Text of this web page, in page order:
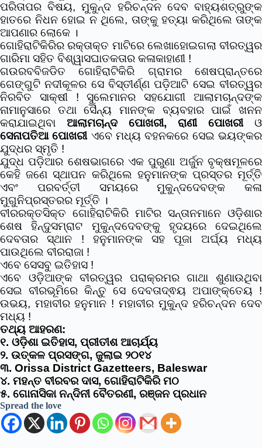
ପରିତାପର ବିଷୟ, ମୁକୁନ୍ଦ ହରିଚନ୍ଦନ ଦେବ ବାହ୍ୟଶତ୍ରୁଙ୍କ
ହାତରେ ନିଧନ ହୋଇ ନ ଥିଲେ, ତାଙ୍କୁ ହତ୍ୟା କରିଥିଲେ ତାଙ୍କ
ଆପଣାର ଲୋକେ ।
ଗୋହିରାଟିକିରିର ରକ୍ତାକ୍ତ ମାଟିରେ ଲେଖାହୋଇଗଲା ବୀରତ୍ୱର
ଗାରିମା ସହିତ ବିଶ୍ୱାସଘାତକତାର କଳାକାହାଣୀ !
ଗଉରବବିଜଡିତ ଗୋହିରାଟିକିରି ଗ୍ରାମର ଶେଷପ୍ରାନ୍ତରେ
ଗେଙ୍ଗୁଟି ନଦୀକୂଳର ସେ ବିସ୍ତୀର୍ଣ୍ଣ ପଡ଼ିଆଟି ସେଇ ବୀରତ୍ୱର
ନିରବିତ ସାକ୍ଷୀ ! ସୁଲେମାନର ସହଯୋଗୀ ଆଲାମଚାନ୍ଦଙ୍କ
ନାମାନୁସାରେ ତଥା ସୈନ୍ୟ ମାନଙ୍କ ବ୍ୟବହାର ପାଇଁ ଖନନ
କରାଯାଇଥିବା ଆଲାମଚାନ୍ଦ ପୋଖରୀ, ରାଣୀ ପୋଖରୀଓ
ସେନାପତିଆ ପୋଖରୀଏବେ ମଧ୍ୟ ବହନକରେ ସେଇ ଭୟଙ୍କର
ଯୁଦ୍ଧର ସ୍ମୃତି !
ଯୁଦ୍ଧ ପଡ଼ିଆର ଶେଷଭାଗରେ ଏକ ପୁରୁଣା ଅର୍ଜୁନ ବୃକ୍ଷମୂଳରେ
କେହି ଜଣେ ସ୍ଥାପନ କରିଥିଲେ ହନୁମାନଙ୍କ ପ୍ରସ୍ତର ମୂର୍ତ୍ତି
ଏବଂ ପରବର୍ତ୍ତୀ ସମୟରେ ମୁକୁନ୍ଦଦେବଙ୍କ କଳା
ମୁଗୁନିପ୍ରସ୍ତରର ମୂର୍ତ୍ତି ।
ବୀରରକ୍ତସିକ୍ତ ଗୋହିରାଟିକିରି ମାଟିର ସନ୍ତାନମାନେ ଓଡ଼ିଶାର
ଶେଷ ହିନ୍ଦୁସମ୍ରାଟ ମୁକୁନ୍ଦଦେବଙ୍କୁ ହୃଦୟରେ ଦେଇଥିଲେ
ଦେବତାର ସ୍ଥାନ ! ହନୁମାନଙ୍କ ସହ ପୂଜା ଅର୍ଘ୍ୟ ମଧ୍ୟ
ପାଉଥିଲେ ବୀରରାଜା !
ଏବେ ସେସବୁ ଇତିହାସ !
ଏବେ ଓଡ଼ିଆଙ୍କ ବୀରତ୍ୱର ପରାକ୍ରମର ଗାଥା ଶୁଣାଉଥିବା
ସେଇ ବୀରଭୂମିରେ କିନ୍ତୁ ସେ ଦେବତାଦ୍ଵୟ ଅପାଙ୍କ୍ତେୟ !
ଉଭୟ, ମହାବୀର ହନୁମାନ ! ମହାବୀର ମୁକୁନ୍ଦ ହରିଚନ୍ଦନ ଦେବ
ମଧ୍ୟ !
ତଥ୍ୟ ଆହରଣ:
୧. ଓଡ଼ିଶା ଇତିହାସ, ପ୍ରୀତୀଶ ଆଚାର୍ଯ୍ୟ
୨. ଉତ୍କଳ ପ୍ରସଙ୍ଗ, ଜୁଲାଇ ୨୦୧୪
୩. Orissa District Gazetteers, Baleswar
୪. ମହନ୍ତ ବୀରବର ଦାସ, ଗୋହିରାଟିକିରି ମଠ
୫. ଗୋନାସିକା ନନ୍ଦିନୀ ବୈତରଣୀ, ରଞ୍ଜନ ପ୍ରଧାନ
Spread the love